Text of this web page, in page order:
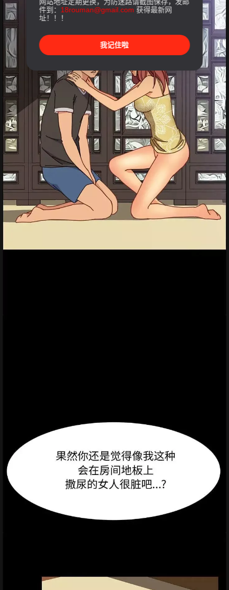
件到： 18rouman@gmail.com 获得最新网
址！！！
我记住啦